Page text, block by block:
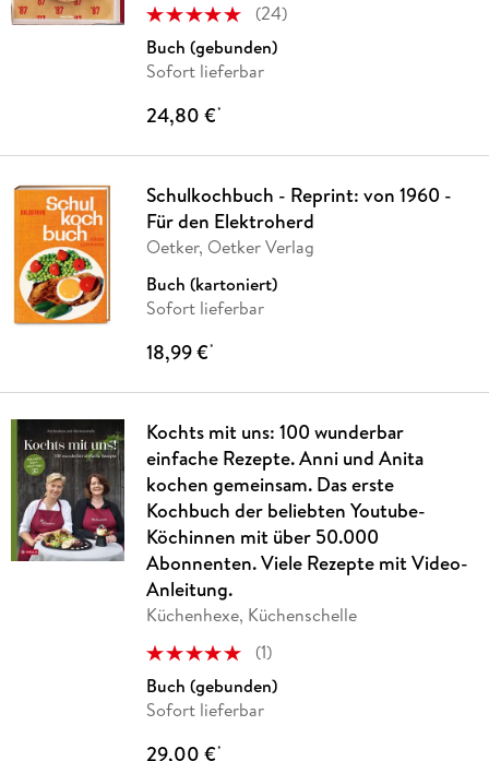
(24)
Buch (gebunden)
Sofort lieferbar
24,80 €*
Schulkochbuch - Reprint: von 1960 -
Für den Elektroherd
Oetker, Oetker Verlag
Buch (kartoniert)
Sofort lieferbar
18,99 €*
Kochts mit uns: 100 wunderbar
einfache Rezepte. Anni und Anita
kochen gemeinsam. Das erste
Kochbuch der beliebten Youtube-
Köchinnen mit über 50.000
Abonnenten. Viele Rezepte mit Video-
Anleitung.
Küchenhexe, Küchenschelle
(1)
Buch (gebunden)
Sofort lieferbar
29,00 €*